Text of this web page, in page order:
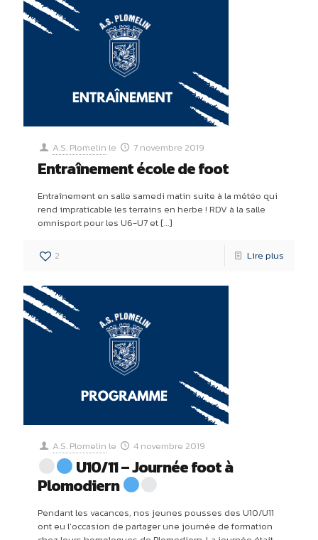
A.S. Plomelin le 7 novembre 2019
Entraînement école de foot
Entraînement en salle samedi matin suite à la météo qui
rend impraticable les terrains en herbe ! RDV à la salle
omnisport pour les U6-U7 et […]
2 Lire plus
A.S. Plomelin le 4 novembre 2019
U10/11 – Journée foot à
Plomodiern
Pendant les vacances, nos jeunes pousses des U10/U11
ont eu l’occasion de partager une journée de formation